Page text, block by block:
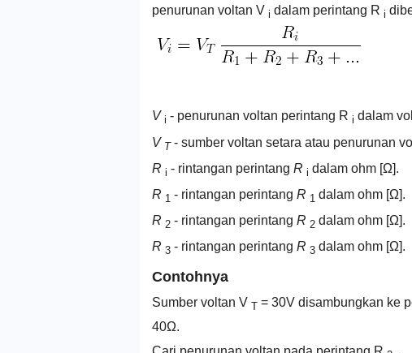
penurunan voltan V i dalam perintang R i
V i - penurunan voltan perintang R i dalam
V T- sumber voltan setara atau penurunan
R i - rintangan perintang R i dalam ohm [Ω].
R 1 - rintangan perintang R 1 dalam ohm [Ω].
R 2 - rintangan perintang R 2 dalam ohm [Ω].
R 3 - rintangan perintang R 3 dalam ohm [Ω].
Contohnya
Sumber voltan V T = 30V disambungkan ke
40Ω.